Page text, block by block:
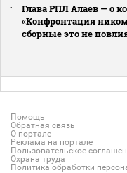
Глава РПЛ Алаев — о
«Конфронтация
сборные это не
Помощь
Обратная связь
О портале
Реклама на портале
Пользовательское
Охрана труда
Политика обработки